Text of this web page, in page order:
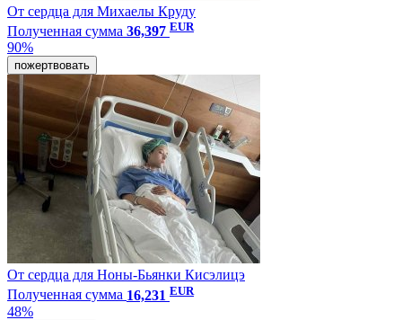
От сердца для Михаелы Круду
Полученная сумма 36,397 EUR
90%
пожертвовать
От сердца для Ноны-Бьянки Кисэлицэ
Полученная сумма 16,231 EUR
48%